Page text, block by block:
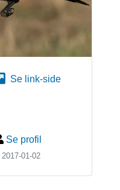
Se link-side
Se profil
2017-01-02